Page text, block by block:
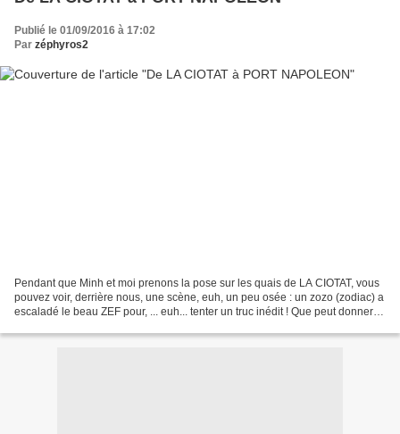
Publié le 01/09/2016 à 17:02
Par zéphyros2
Pendant que Minh et moi prenons la pose sur les quais de LA CIOTAT, vous
pouvez voir, derrière nous, une scène, euh, un peu osée : un zozo (zodiac) a
escaladé le beau ZEF pour, ... euh... tenter un truc inédit ! Que peut donner